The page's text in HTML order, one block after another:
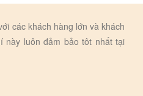
các khách hàng lớn và khách
này luôn đảm bảo tôt nhất tại